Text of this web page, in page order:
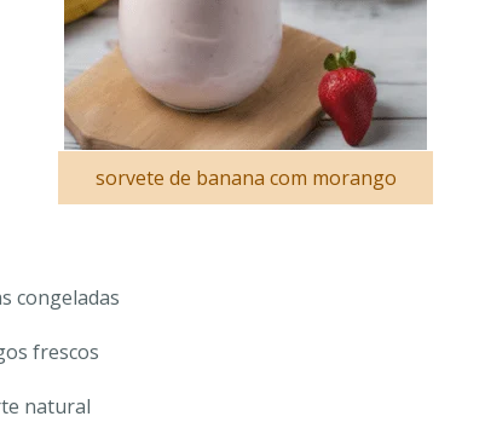
sorvete de banana com morango
congeladas
frescos
natural